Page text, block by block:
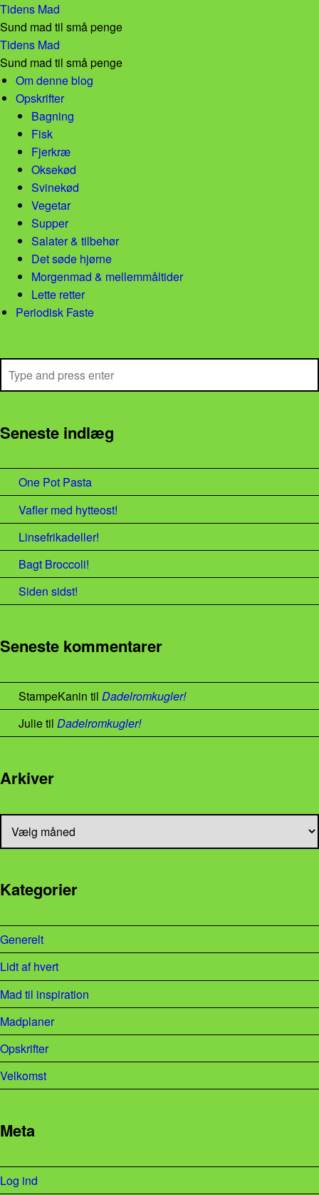
Tidens Mad
Sund mad til små penge
Madplan uge 32! – Tidens Mad
Tidens Mad
Sund mad til små penge
Skip to content
Om denne blog
Opskrifter
Bagning
Fisk
Fjerkræ
Oksekød
Svinekød
Vegetar
Supper
Salater & tilbehør
Det søde hjørne
Morgenmad & mellemmåltider
Lette retter
Periodisk Faste
Search
Seneste indlæg
One Pot Pasta
Vafler med hytteost!
Linsefrikadeller!
Bagt Broccoli!
Siden sidst!
Seneste kommentarer
StampeKanin til Dadelromkugler!
Julietil Dadelromkugler!
Arkiver
Arkiver
Kategorier
Generelt
Lidt af hvert
Mad til inspiration
Madplaner
Opskrifter
Velkomst
Meta
Log ind